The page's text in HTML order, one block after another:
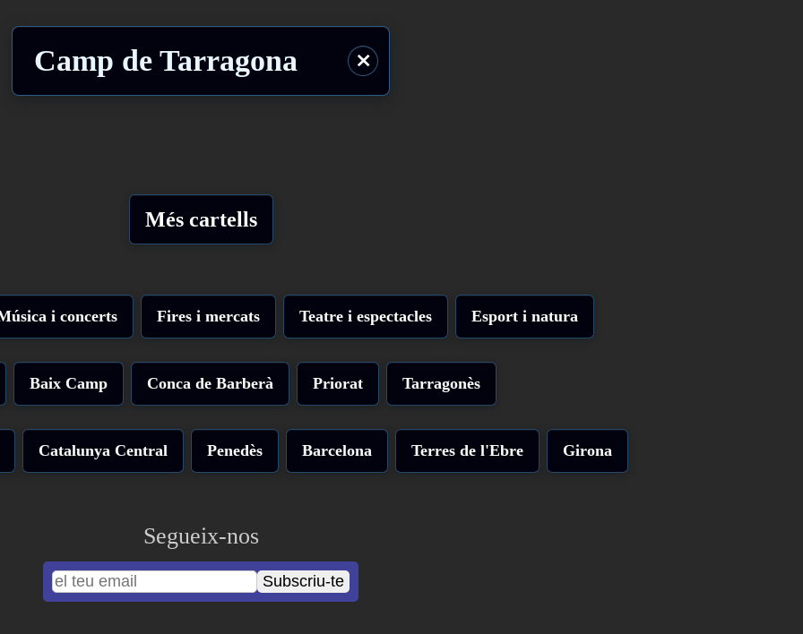
Camp de Tarragona ⨯
Més cartells
i concerts Fires i mercats Teatre i espectacles Esport i natura
Baix Camp Conca de Barberà Priorat Tarragonès
Catalunya Central Penedès Barcelona Terres de l'Ebre Girona
Segueix-nos
Subscriu-te